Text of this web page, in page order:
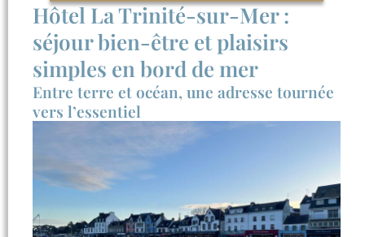
Hôtel La Trinité-sur-Mer :
séjour bien-être et plaisirs
simples en bord de mer
Entre terre et océan, une adresse tournée
vers l’essentiel